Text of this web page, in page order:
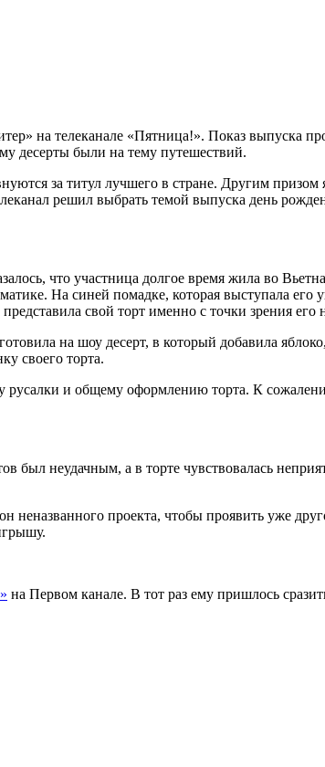
на телеканале «Пятница!». Показ выпуска
десерты были на тему путешествий.
за титул лучшего в стране. Другим призом
решил выбрать темой выпуска день
что участница долгое время жила во
На синей помадке, которая выступала
свой торт именно с точки зрения его
на шоу десерт, в который добавила
своего торта.
русалки и общему оформлению торта. К
неудачным, а в торте чувствовалась
неназванного проекта, чтобы проявить уже
на Первом канале. В тот раз ему пришлось